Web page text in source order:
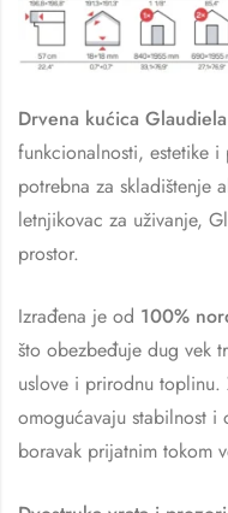
Drvena kućica Glaudiela
funkcionalnosti, estetike
potrebna za skladištenje
letnjikovac za uživanje,
prostor.
Izrađena je od 100%
što obezbeđuje dug vek
uslove i prirodnu toplinu.
omogućavaju stabilnost i
boravak prijatnim tokom